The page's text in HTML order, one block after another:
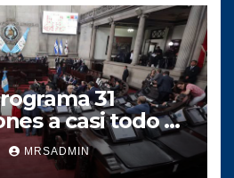
31
a casi todo el
Bernardo
agosto y
MRSADMIN